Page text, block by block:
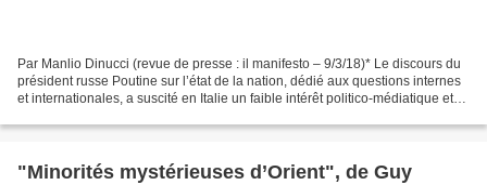
Par Manlio Dinucci (revue de presse : il manifesto – 9/3/18)* Le discours du
président russe Poutine sur l’état de la nation, dédié aux questions internes
et internationales, a suscité en Italie un faible intérêt politico-médiatique et
"Minorités mystérieuses d’Orient", de Guy